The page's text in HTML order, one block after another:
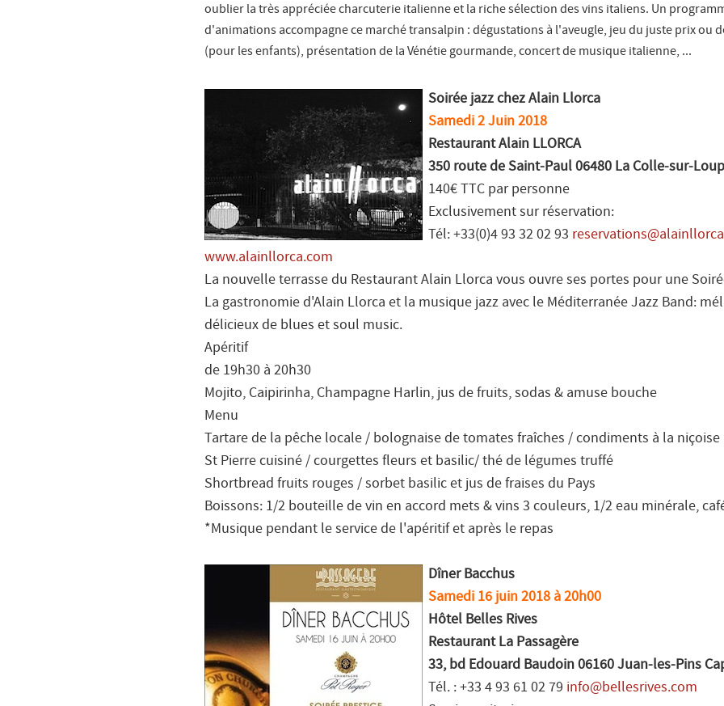
oublier la très appréciée charcuterie italienne et la riche sélection des vins italiens. Un
d'animations accompagne ce marché transalpin : dégustations à l'aveugle, jeu du juste prix ou
(pour les enfants), présentation de la Vénétie gourmande, concert de musique italienne, ...
Soirée jazz chez Alain Llorca
Samedi 2 Juin 2018
Restaurant Alain LLORCA
350 route de Saint-Paul 06480 La Colle-sur-Loup
140€ TTC par personne
Exclusivement sur réservation:
Tél: +33(0)4 93 32 02 93
www.alainllorca.com
La nouvelle terrasse du Restaurant Alain Llorca vous ouvre ses portes pour une
La gastronomie d'Alain Llorca et la musique jazz avec le Méditerranée Jazz Band:
délicieux de blues et soul music.
Apéritif
de 19h30 à 20h30
Mojito, Caipirinha, Champagne Harlin, jus de fruits, sodas & amuse bouche
Menu
Tartare de la pêche locale / bolognaise de tomates fraîches / condiments à la niçoise
St Pierre cuisiné / courgettes fleurs et basilic/ thé de légumes truffé
Shortbread fruits rouges / sorbet basilic et jus de fraises du Pays
Boissons: 1/2 bouteille de vin en accord mets & vins 3 couleurs, 1/2 eau minérale,
*Musique pendant le service de l'apéritif et après le repas
Dîner Bacchus
Samedi 16 juin 2018 à 20h00
Hôtel Belles Rives
Restaurant La Passagère
33, bd Edouard Baudoin 06160 Juan-les-Pins
Tél. : +33 4 93 61 02 79 info@bellesrives.com